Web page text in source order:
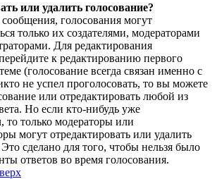
или удалить голосование?
голосования могут
только их создателями, модераторами
Для редактирования
к редактированию первого
(голосование всегда связан именно с
не успел проголосовать, то вы можете
или отредактировать любой из
Но если кто-нибудь уже
то только модераторы или
могут отредактировать или удалить
сделано для того, чтобы нельзя было
ответов во время голосования.